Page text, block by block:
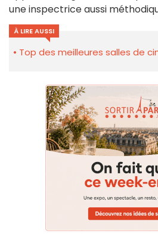
une inspectrice aussi
À LIRE AUSSI
Top des meilleures salles de